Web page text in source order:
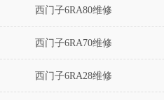
西门子6RA80维修
西门子6RA70维修
西门子6RA28维修